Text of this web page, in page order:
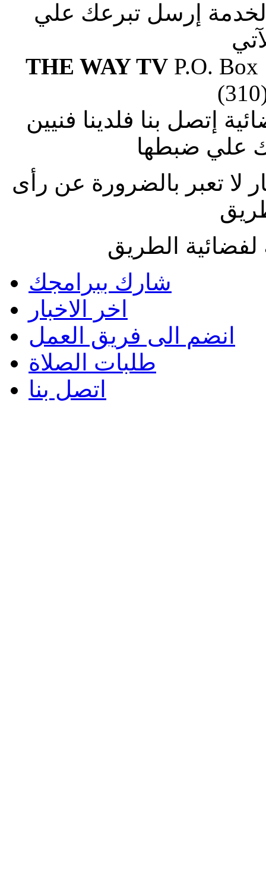
إرسل تبرعك علي
THE WAY TVP.O. Box
إتصل بنا فلدينا فنيين
علي ضبطها
لا تعبر بالضرورة عن رأى
الطريق
شارك ببرامجك
اخر الاخبار
انضم الى فريق العمل
طلبات الصلاة
اتصل بنا